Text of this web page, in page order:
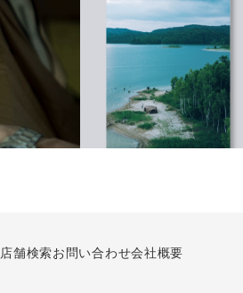
店舗検索お問い合わせ会社概要